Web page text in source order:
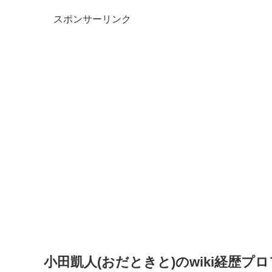
スポンサーリンク
小田凱人(おだときと)のwiki経歴プ